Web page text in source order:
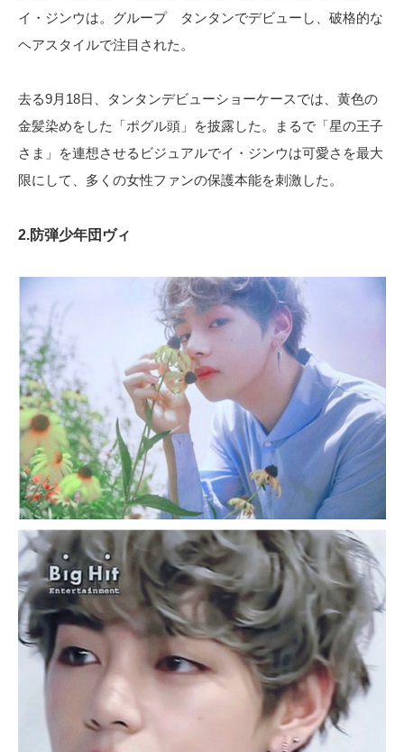
イ・ジンウは。グループ タンタンでデビューし、破格的な
ヘアスタイルで注目された。
去る9月18日、タンタンデビューショーケースでは、黄色の
金髪染めをした「ポグル頭」を披露した。まるで「星の王子
さま」を連想させるビジュアルでイ・ジンウは可愛さを最大
限にして、多くの女性ファンの保護本能を刺激した。
2.防弾少年団ヴィ